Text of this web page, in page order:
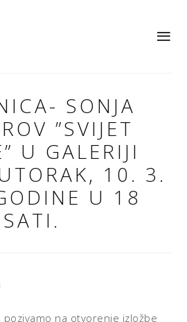
SONJA
”SVIJET
U GALERIJI
10. 3.
U 18
SATI.
pozivamo na otvorenje izložbe